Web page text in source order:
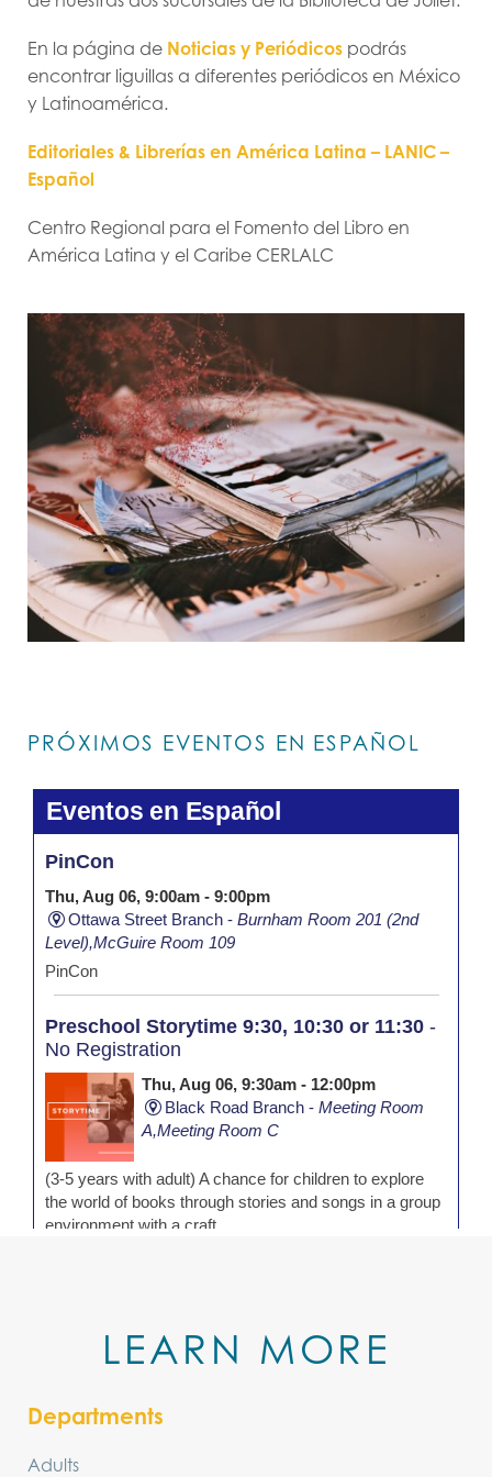
En la página de Noticias y Periódicos podrás
encontrar liguillas a diferentes periódicos en México
y Latinoamérica.
Editoriales & Librerías en América Latina – LANIC –
Español
Centro Regional para el Fomento del Libro en
América Latina y el Caribe CERLALC
PRÓXIMOS EVENTOS EN ESPAÑOL
LEARN MORE
Departments
Adults